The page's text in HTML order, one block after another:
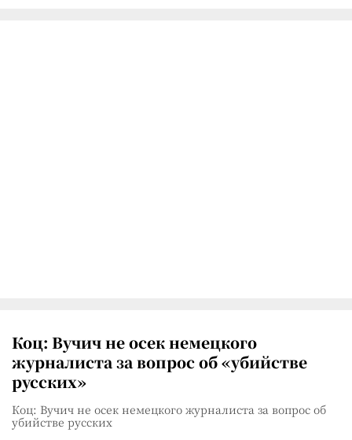
Коц: Вучич не осек немецкого
журналиста за вопрос об «убийстве
русских»
Коц: Вучич не осек немецкого журналиста за вопрос об
убийстве русских